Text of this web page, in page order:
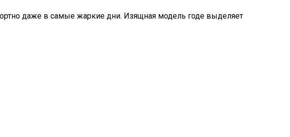
даже в самые жаркие дни. Изящная модель годе выделяет